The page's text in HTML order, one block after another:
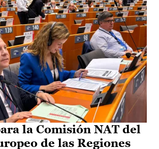
la Comisión NAT del
de las Regiones